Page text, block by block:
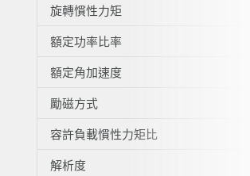
旋轉慣性力矩
額定功率比率
額定角加速度
勵磁方式
容許負載慣性力矩比
解析度